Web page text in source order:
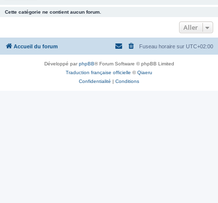
Cette catégorie ne contient aucun forum.
Aller
Accueil du forum Fuseau horaire sur UTC+02:00
Développé parphpBB® Forum Software © phpBB Limited
Traduction française officielle ©Qiaeru
Confidentialité | Conditions